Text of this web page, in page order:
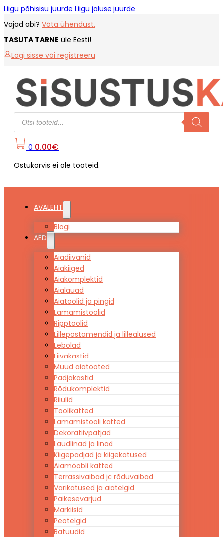
Liigu põhisisu juurde Liigu jaluse juurde
Vajad abi? Võta ühendust.
TASUTA TARNE üle Eesti!
Logi sisse või registreeru
Products
search
0 0.00€
Ostukorvis ei ole tooteid.
AVALEHT
Blogi
AED
Aiadiivanid
Aiakiiged
Aiakomplektid
Aialauad
Aiatoolid ja pingid
Lamamistoolid
Ripptoolid
Lillepostamendid ja lillealused
Lebolad
Liivakastid
Muud aiatooted
Padjakastid
Rõdukomplektid
Riiulid
Toolikatted
Lamamistooli katted
Dekoratiivpatjad
Laudlinad ja linad
Kiigepadjad ja kiigekatused
Aiamööbli katted
Terrassivaibad ja rõduvaibad
Varikatused ja aiatelgid
Päikesevarjud
Markiisid
Peotelgid
Batuudid